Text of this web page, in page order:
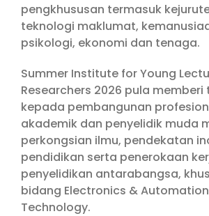
pengkhususan termasuk
teknologi maklumat,
psikologi, ekonomi dan tenaga.
Summer Institute for Young
Researchers 2026 pula memberi
kepada pembangunan
akademik dan penyelidik muda
perkongsian ilmu, pendekatan
pendidikan serta penerokaan
penyelidikan antarabangsa,
bidang Electronics &
Technology.